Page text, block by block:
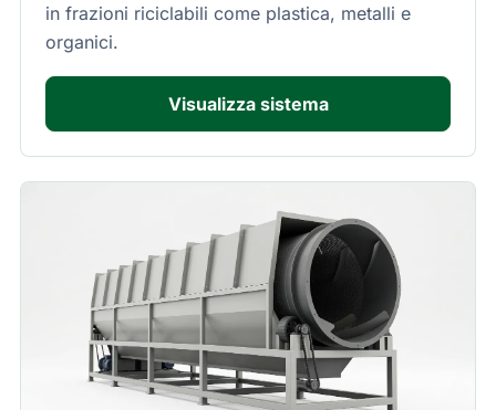
in frazioni riciclabili come plastica, metalli e
organici.
Visualizza sistema